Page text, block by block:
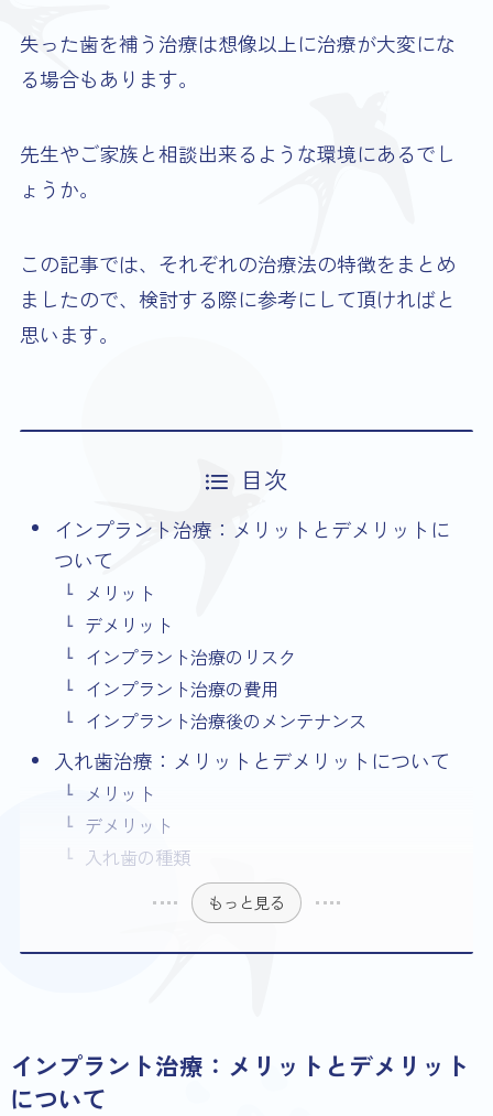
失った歯を補う治療は想像以上に治療が大変にな
る場合もあります。
先生やご家族と相談出来るような環境にあるでし
ょうか。
この記事では、それぞれの治療法の特徴をまとめ
ましたので、検討する際に参考にして頂ければと
思います。
目次
インプラント治療：メリットとデメリットに
ついて
メリット
デメリット
インプラント治療のリスク
インプラント治療の費用
インプラント治療後のメンテナンス
入れ歯治療：メリットとデメリットについて
メリット
デメリット
入れ歯の種類
もっと見る
インプラント治療：メリットとデメリット
について